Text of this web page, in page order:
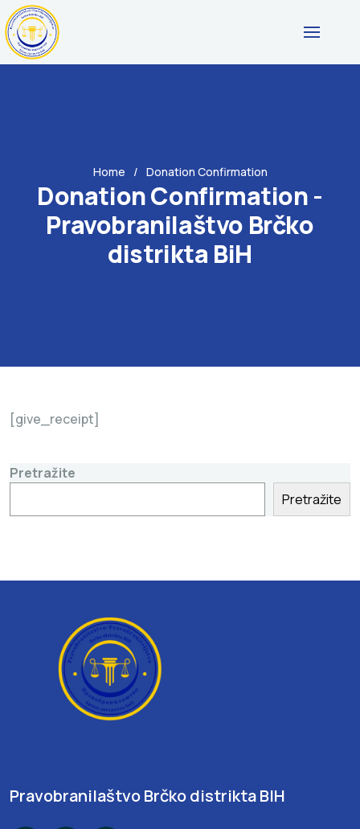
Home Donation Confirmation
Donation Confirmation -
Pravobranilaštvo Brčko
distrikta BiH
[give_receipt]
Pretražite
Pretražite
Pravobranilaštvo Brčko distrikta BIH